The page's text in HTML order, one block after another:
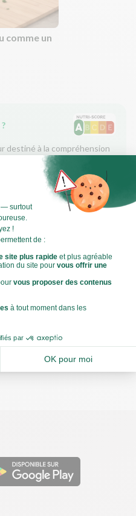
comme un
destiné à la compréhension
Les recettes ou les produits
de leur teneur en aliments à
légumes, légumineuses...)
acides gras saturés, sucres,
par
?
visualiser l’empreinte
des choix plus éclairés et
d'informationsici